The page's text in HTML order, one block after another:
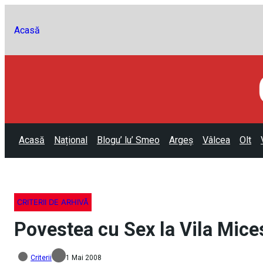
Acasă
Acasă Național Blogu’ lu’ Smeo Argeș Vâlcea Olt
CRITERII DE ARHIVĂ
Povestea cu Sex la Vila
Criterii 1 Mai 2008